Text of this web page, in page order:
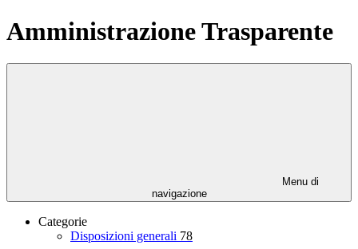
Amministrazione Trasparente
Menu di
navigazione
Categorie
Disposizioni generali 78